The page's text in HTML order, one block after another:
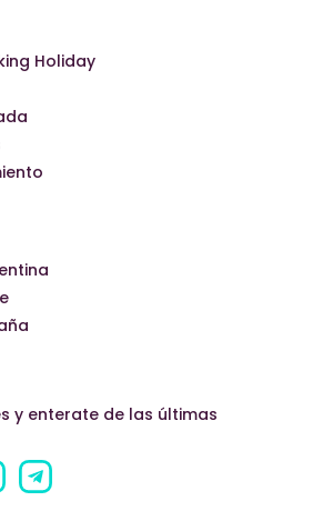
Holiday
y enterate de las últimas